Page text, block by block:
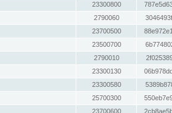
23300800
2790060
23700500
23500700
2790010
23300130
23300580
25700300
23700600